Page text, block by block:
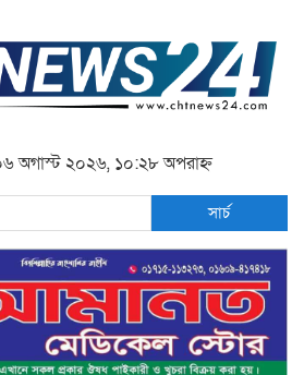
অগাস্ট ২০২৬, ১০:২৮ অপরাহ্ন
সার্চ